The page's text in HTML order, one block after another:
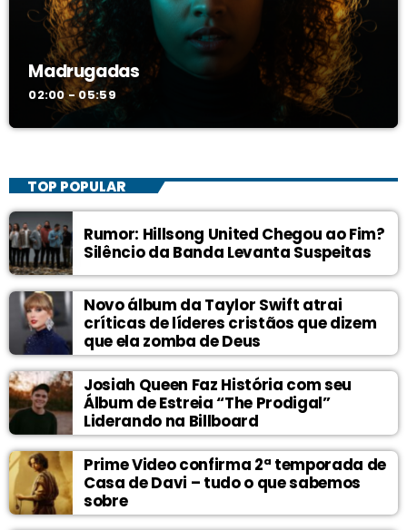
Madrugadas
02:00 - 05:59
TOP POPULAR
Rumor: Hillsong United Chegou ao Fim?
Silêncio da Banda Levanta Suspeitas
Novo álbum da Taylor Swift atrai
críticas de líderes cristãos que dizem
que ela zomba de Deus
Josiah Queen Faz História com seu
Álbum de Estreia “The Prodigal”
Liderando na Billboard
Prime Video confirma 2ª temporada de
Casa de Davi – tudo o que sabemos
sobre